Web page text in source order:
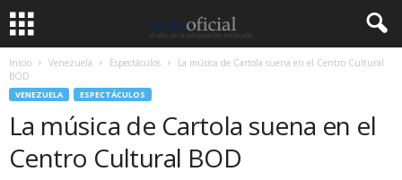
Inicio Venezuela Espectáculos
La música de Cartola suena en el Centro Cultural
BOD
VENEZUELA ESPECTÁCULOS
La música de Cartola suena en el
Centro Cultural BOD